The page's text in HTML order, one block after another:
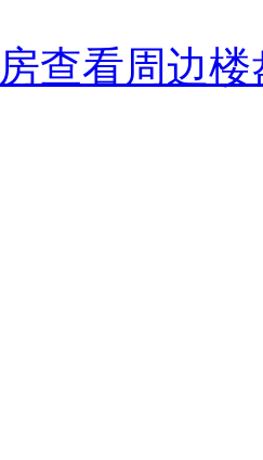
查看周边楼